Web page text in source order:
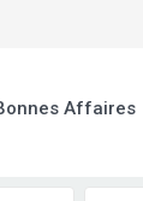
Affaires